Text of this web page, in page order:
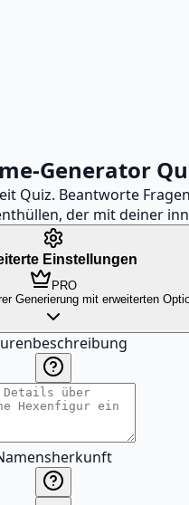
Generator
Quiz. Beantworte
der mit deiner
Einstellungen
PRO
Generierung mit erweiterten